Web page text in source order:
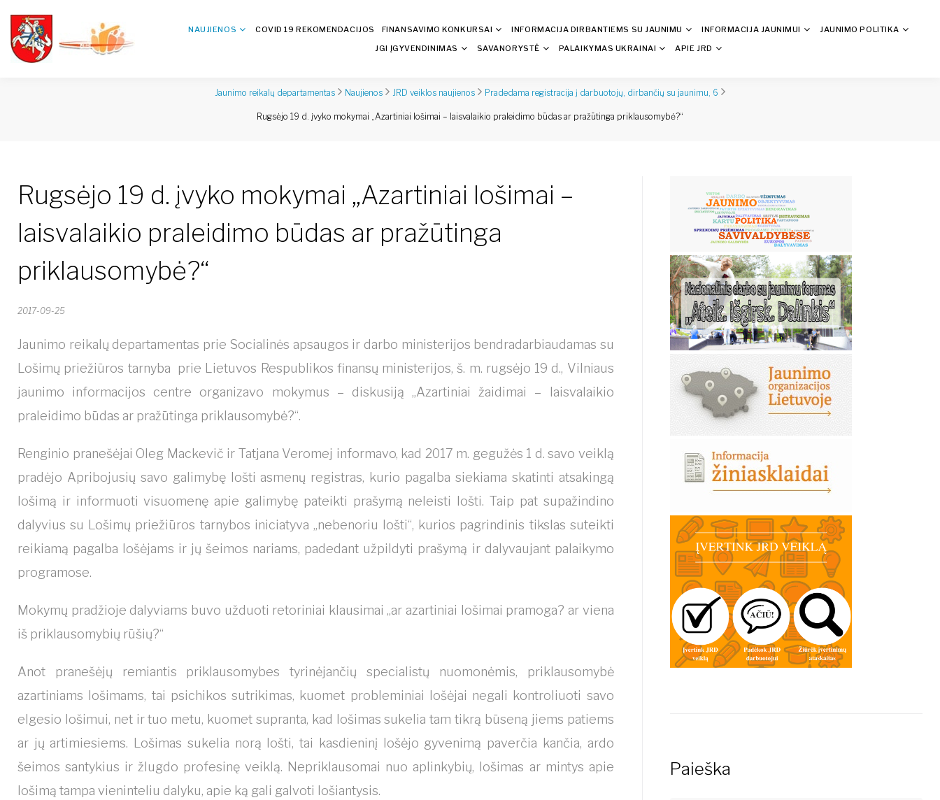
NAUJIENOS COVID 19 REKOMENDACIJOS FINANSAVIMO KONKURSAI INFORMACIJA DIRBANTIEMS SU JAUNIMU INFORMACIJA JAUNIMUI
JAUNIMO POLITIKA
JGI ĮGYVENDINIMAS
SAVANORYSTĖ PALAIKYMAS UKRAINAI APIE JRD
Jaunimo reikalų departamentas Naujienos JRD veiklos naujienos Pradedama registracija į darbuotojų, dirbančių su jaunimu, 6
Rugsėjo 19 d. įvyko mokymai „Azartiniai lošimai – laisvalaikio praleidimo būdas ar pražūtinga priklausomybė?“
Rugsėjo 19 d. įvyko mokymai „Azartiniai lošimai –
laisvalaikio praleidimo būdas ar pražūtinga
priklausomybė?“
2017-09-25
Jaunimo reikalų departamentas prie Socialinės apsaugos ir darbo ministerijos bendradarbiaudamas su
Lošimų priežiūros tarnyba prie Lietuvos Respublikos finansų ministerijos, š. m. rugsėjo 19 d., Vilniaus
jaunimo informacijos centre organizavo mokymus – diskusiją „Azartiniai žaidimai – laisvalaikio
praleidimo būdas ar pražūtinga priklausomybė?“.
Renginio pranešėjai Oleg Mackevič ir Tatjana Veromej informavo, kad 2017 m. gegužės 1 d. savo veiklą
pradėjo Apribojusių savo galimybę lošti asmenų registras, kurio pagalba siekiama skatinti atsakingą
lošimą ir informuoti visuomenę apie galimybę pateikti prašymą neleisti lošti. Taip pat supažindino
dalyvius su Lošimų priežiūros tarnybos iniciatyva „nebenoriu lošti“, kurios pagrindinis tikslas suteikti
reikiamą pagalba lošėjams ir jų šeimos nariams, padedant užpildyti prašymą ir dalyvaujant palaikymo
programose.
Mokymų pradžioje dalyviams buvo užduoti retoriniai klausimai „ar azartiniai lošimai pramoga? ar viena
iš priklausomybių rūšių?“
Anot pranešėjų remiantis priklausomybes tyrinėjančių specialistų nuomonėmis, priklausomybė
azartiniams lošimams, tai psichikos sutrikimas, kuomet probleminiai lošėjai negali kontroliuoti savo
elgesio lošimui, net ir tuo metu, kuomet supranta, kad lošimas sukelia tam tikrą būseną jiems patiems
ar jų artimiesiems. Lošimas sukelia norą lošti, tai kasdieninį lošėjo gyvenimą paverčia kančia, ardo
šeimos santykius ir žlugdo profesinę veiklą. Nepriklausomai nuo aplinkybių, lošimas ar mintys apie
lošimą tampa vieninteliu dalyku, apie ką gali galvoti lošiantysis.
Paieška